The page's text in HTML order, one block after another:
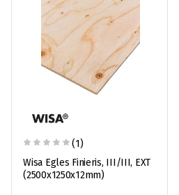
(1)
Wisa Egles Finieris, III/III, EXT
(2500x1250x12mm)